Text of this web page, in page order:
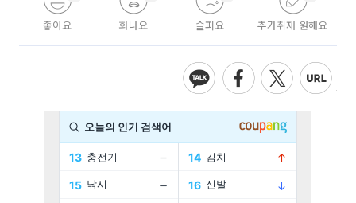
좋아요 화나요 슬퍼요 추가취재 원해요